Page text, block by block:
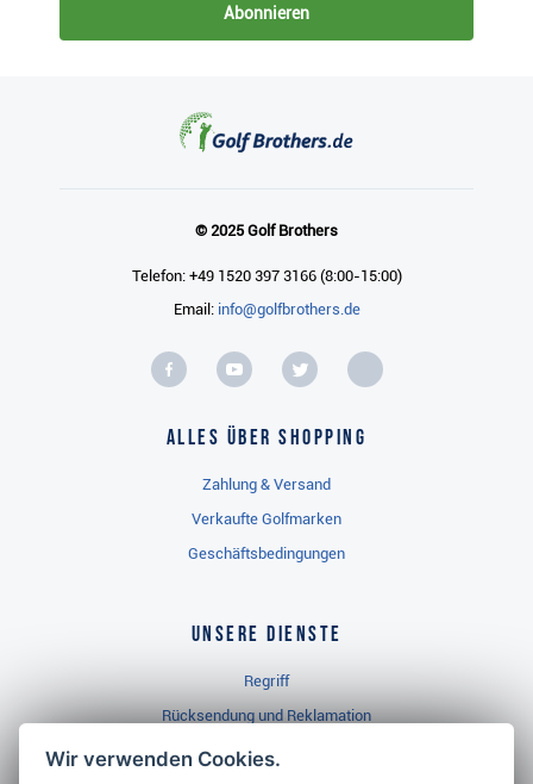
Abonnieren
© 2025 Golf Brothers
Telefon: +49 1520 397 3166 (8:00-15:00)
Email: info@golfbrothers.de
Alles über Shopping
Zahlung & Versand
Verkaufte Golfmarken
Geschäftsbedingungen
Unsere Dienste
Regriff
Rücksendung und Reklamation
Widerrufsbelehrung
Wir verwenden Cookies.